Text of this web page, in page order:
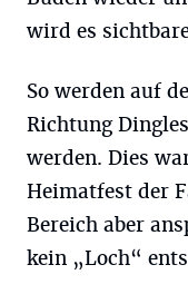
wird es
So werden auf
Richtung
werden. Dies
Heimatfest der
Bereich aber
kein „Loch“